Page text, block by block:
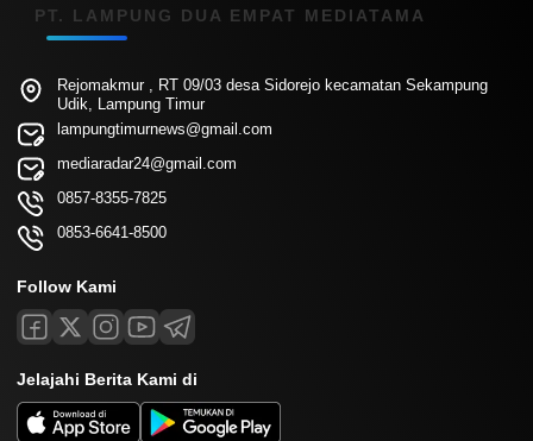
PT. LAMPUNG DUA EMPAT MEDIATAMA
Rejomakmur , RT 09/03 desa Sidorejo kecamatan Sekampung
Udik, Lampung Timur
lampungtimurnews@gmail.com
mediaradar24@gmail.com
0857-8355-7825
0853-6641-8500
Follow Kami
Jelajahi Berita Kami di